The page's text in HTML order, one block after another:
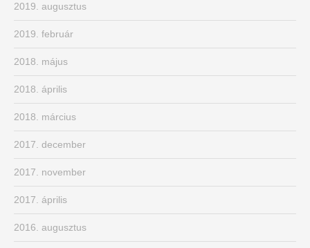
2019. augusztus
2019. február
2018. május
2018. április
2018. március
2017. december
2017. november
2017. április
2016. augusztus